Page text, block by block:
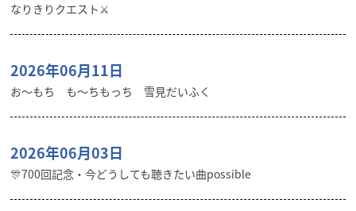
なりきりクエスト⚔️
2026年06月11日
お〜もち も〜ちもっち 雪見だいふく
2026年06月03日
🎊700回記念・今どうしても聴きたい曲possible